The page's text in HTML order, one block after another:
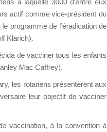
à laquelle 3000 d’entre eux
actif comme vice-président du
programme de l’éradication de
Klärich).
de vacciner tous les enfants
Mac Caffrey).
les rotariens présentèrent aux
leur objectif de vacciner
vaccination, à la convention à